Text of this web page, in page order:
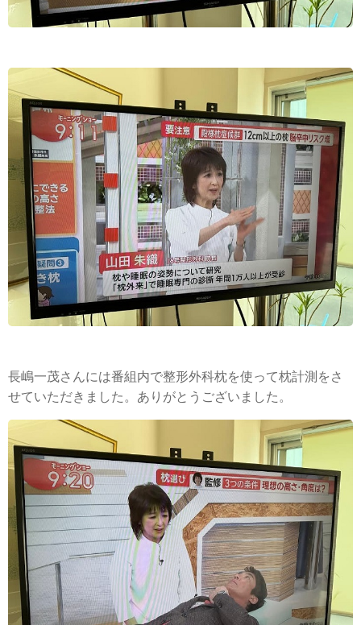
長嶋一茂さんには番組内で整形外科枕を使って枕計測をさ
せていただきました。ありがとうございました。